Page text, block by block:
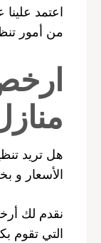
اعتمد
من أمور
هل تريد
الأسعار و
نقدم لك
التي تقوم